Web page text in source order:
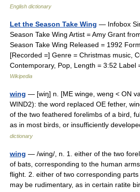
English dictionary
Let the Season Take Wing — Infobox
Season Take Wing Artist = Amy Grant
Season Take Wing Released = 1992
[Recorded =] Genre = Christmas music,
Contemporary, Pop, Length = 3:52 Label
Wikipedia
wing — [wiŋ] n. [ME winge, weng < ON
WIND2): the word replaced OE fether,
of the two feathered forelimbs of a bird,
as in most birds, or insufficiently
dictionary
wing — /wing/, n. 1. either of the two
of bats, corresponding to the human
flight. 2. either of two corresponding
may be rudimentary, as in certain ratite